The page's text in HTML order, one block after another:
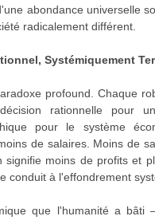
abondance universelle
radicalement différent.
Systémiquement
profound. Chaque
rationnelle pour
pour le système
de salaires. Moins de
moins de profits et
conduit à l'effondrement
que l'humanité a bâti